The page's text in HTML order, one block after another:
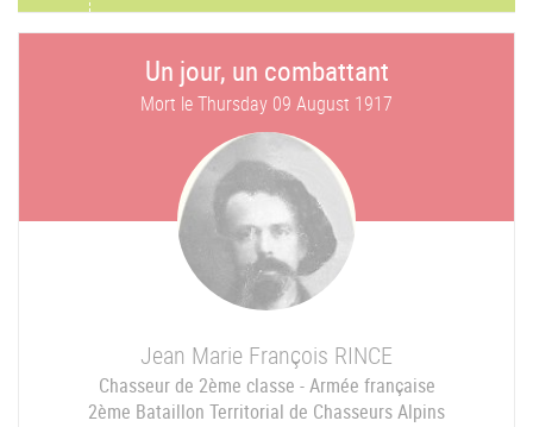
Un jour, un combattant
Mort leThursday 09 August 1917
Jean Marie François RINCE
Chasseur de 2ème classe - Armée française
2ème Bataillon Territorial de Chasseurs Alpins